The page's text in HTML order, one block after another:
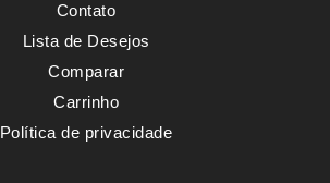
Contato
Lista de Desejos
Comparar
Carrinho
Política de privacidade